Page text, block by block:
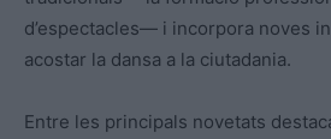
d’espectacles— i incorpora noves
acostar la dansa a la ciutadania.
Entre les principals novetats